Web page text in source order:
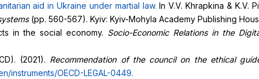
aid in Ukraine under martial law. In V.V. Khrapkina & K.V.
(pp. 560-567). Kyiv: Kyiv-Mohyla Academy Publishing
in the social economy. Socio-Economic Relations in the
(2021). Recommendation of the council on the ethical
instruments/OECD-LEGAL-0449.